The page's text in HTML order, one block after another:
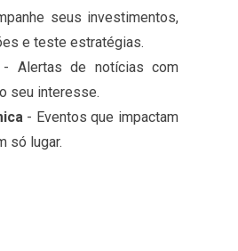
seus investimentos,
e teste estratégias.
- Alertas de notícias com
seu interesse.
- Eventos que impactam
só lugar.